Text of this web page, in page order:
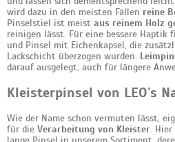
wird dazu in den meisten Fällen reine
Pinselstiel ist meist aus reinem Holz
reinigen lässt. Für eine bessere Haptik
und Pinsel mit Eichenkapsel, die
Lackschicht überzogen wurden.
darauf ausgelegt, auch für längere
Kleisterpinsel von LEO’s
Wie der Name schon vermuten lässt,
für die Verarbeitung von Kleister.